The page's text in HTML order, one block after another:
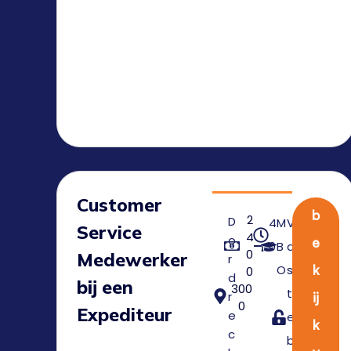
Customer
Service
Medewerker
bij een
Expediteur
D
o
r
d
r
e
c
2
4
0
0
300
0
4
0
M
B
O
V
a
s
t
e
b
b
e
k
ij
k